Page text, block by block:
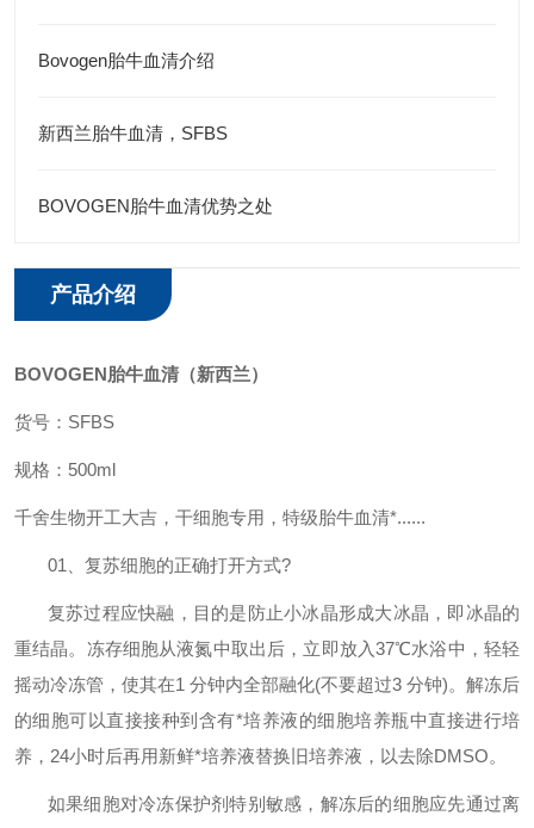
Bovogen胎牛血清介绍
新西兰胎牛血清，SFBS
BOVOGEN胎牛血清优势之处
产品介绍
BOVOGEN胎牛血清（新西兰）
货号： SFBS
规格： 500ml
千舍生物开工大吉，干细胞专用，特级胎牛血清*......
01 、复苏细胞的正确打开方式?
复苏过程应快融，目的是防止小冰晶形成大冰晶，即冰晶的
重结晶。冻存细胞从液氮中取出后，立即放入37℃水浴中，轻轻
摇动冷冻管，使其在1 分钟内全部融化(不要超过3 分钟)。解冻后
的细胞可以直接接种到含有*培养液的细胞培养瓶中直接进行培
养， 24小时后再用新鲜*培养液替换旧培养液，以去除DMSO。
如果细胞对冷冻保护剂特别敏感，解冻后的细胞应先通过离